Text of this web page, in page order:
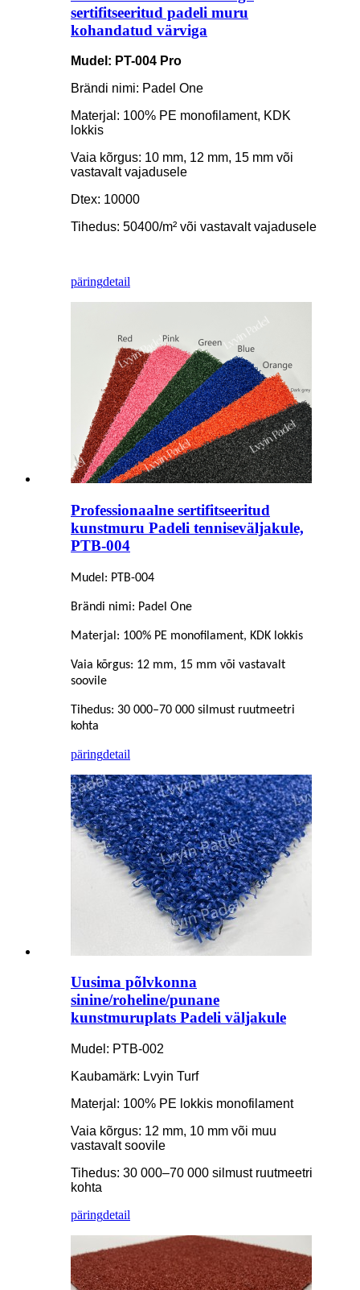
sertifitseeritud padeli muru
kohandatud värviga
Mudel: PT-004 Pro
Brändi nimi: Padel One
Materjal: 100% PE monofilament, KDK
lokkis
Vaia kõrgus: 10 mm, 12 mm, 15 mm või
vastavalt vajadusele
Dtex: 10000
Tihedus: 50400/m² või vastavalt vajadusele
päringdetail
Professionaalne sertifitseeritud
kunstmuru Padeli tenniseväljakule,
PTB-004
Mudel: PTB-004
Brändi nimi: Padel One
Materjal: 100% PE monofilament, KDK lokkis
Vaia kõrgus: 12 mm, 15 mm või vastavalt
soovile
Tihedus: 30 000–70 000 silmust ruutmeetri
kohta
päringdetail
Uusima põlvkonna
sinine/roheline/punane
kunstmuruplats Padeli väljakule
Mudel: PTB-002
Kaubamärk: Lvyin Turf
Materjal: 100% PE lokkis monofilament
Vaia kõrgus: 12 mm, 10 mm või muu
vastavalt soovile
Tihedus: 30 000–70 000 silmust ruutmeetri
kohta
päringdetail